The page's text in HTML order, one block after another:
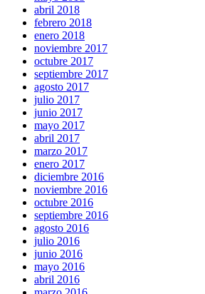
abril 2018
febrero 2018
enero 2018
noviembre 2017
octubre 2017
septiembre 2017
agosto 2017
julio 2017
junio 2017
mayo 2017
abril 2017
marzo 2017
enero 2017
diciembre 2016
noviembre 2016
octubre 2016
septiembre 2016
agosto 2016
julio 2016
junio 2016
mayo 2016
abril 2016